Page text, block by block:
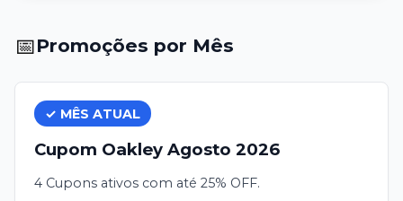
📅Promoções por Mês
✓ MÊS ATUAL
Cupom Oakley Agosto 2026
4 Cupons ativos com até 25% OFF.